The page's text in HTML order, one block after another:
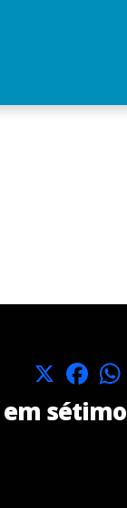
X Facebook
sétimo